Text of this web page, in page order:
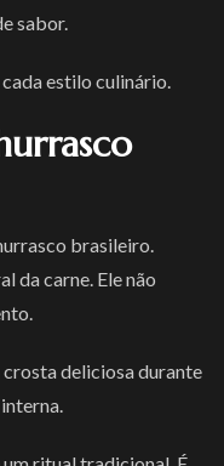
sabor.
estilo culinário.
brasileiro.
da carne. Ele não
deliciosa durante